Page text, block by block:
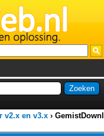
v2.x en v3.x ›